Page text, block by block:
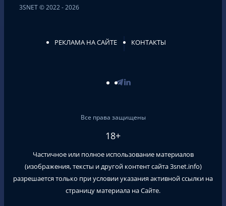
3SNET © 2022 - 2026
РЕКЛАМА НА САЙТЕ КОНТАКТЫ
Все права защищены
18+
Частичное или полное использование материалов
(изображения, тексты и другой контент сайта3snet.info)
разрешается только при условии указания активной ссылки на
страницу материала на Сайте.